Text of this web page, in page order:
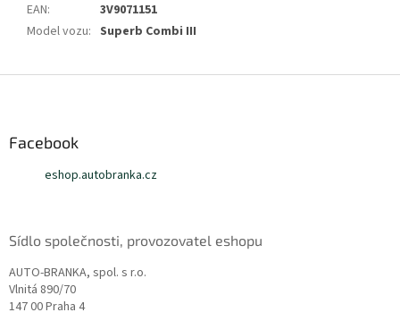
EAN:
3V9071151
Model vozu: Superb Combi III
Facebook
eshop.autobranka.cz
Sídlo společnosti, provozovatel eshopu
AUTO-BRANKA, spol. s r.o.
Vlnitá 890/70
147 00 Praha 4